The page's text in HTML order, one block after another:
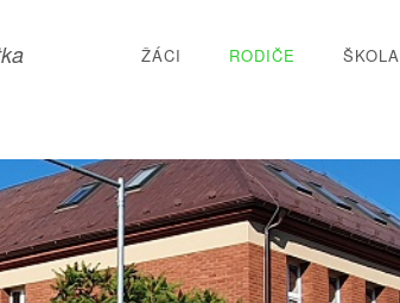
ŽÁCI RODIČE ŠKOLA